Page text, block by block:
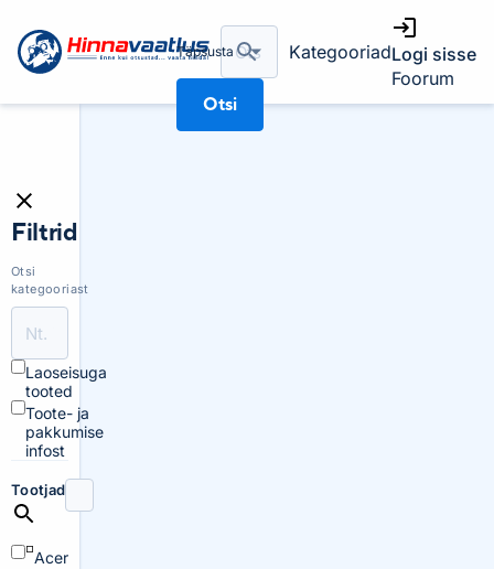
Täpsusta
Otsi
KategooriadLogi sisse
Foorum
Filtrid
Otsi
kategooriast
Laoseisuga
tooted
Toote- ja
pakkumise
infost
Tootjad
Acer